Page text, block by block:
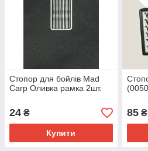
Стопор для бойлів Mad
Carp Оливка рамка 2шт.
24 ₴
Купити
85₴